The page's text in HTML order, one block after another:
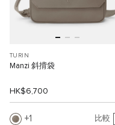
TURIN
Manzi 斜揹袋
HK$6,700
1 比較